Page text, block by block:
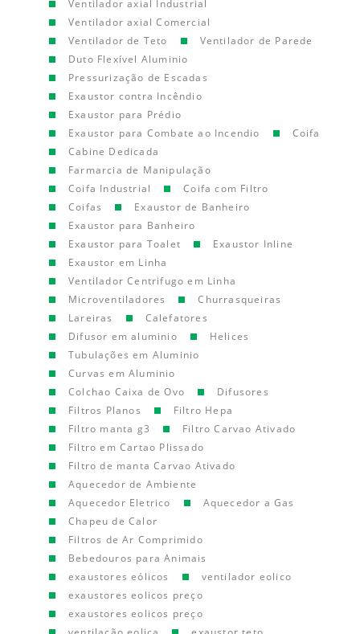
Ventilador axial Industrial
Ventilador axial Comercial
Ventilador de Teto
Ventilador de Parede
Duto Flexível Aluminio
Pressurização de Escadas
Exaustor contra Incêndio
Exaustor para Prédio
Exaustor para Combate ao Incendio
Coifa
Cabine Dedicada
Farmarcia de Manipulação
Coifa Industrial
Coifa com Filtro
Coifas
Exaustor de Banheiro
Exaustor para Banheiro
Exaustor para Toalet
Exaustor Inline
Exaustor em Linha
Ventilador Centrifugo em Linha
Microventiladores
Churrasqueiras
Lareiras
Calefatores
Difusor em aluminio
Helices
Tubulações em Aluminio
Curvas em Aluminio
Colchao Caixa de Ovo
Difusores
Filtros Planos
Filtro Hepa
Filtro manta g3
Filtro Carvao Ativado
Filtro em Cartao Plissado
Filtro de manta Carvao Ativado
Aquecedor de Ambiente
Aquecedor Eletrico
Aquecedor a Gas
Chapeu de Calor
Filtros de Ar Comprimido
Bebedouros para Animais
exaustores eólicos
ventilador eolico
exaustores eolicos preço
exaustores eolicos preço